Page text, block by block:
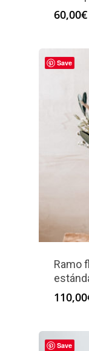
60,00€
Save
Ramo
110,00
Save